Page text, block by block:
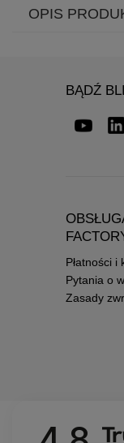
OPIS
BĄDŹ
Płatności i
Pytania o
Zasady